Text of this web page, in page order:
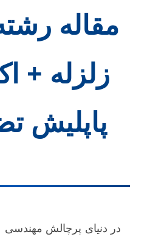
رشته
+
پاپلیش
پرچالش مهندسی عمران،